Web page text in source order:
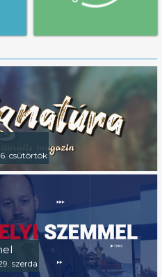
csütörtök
szerda